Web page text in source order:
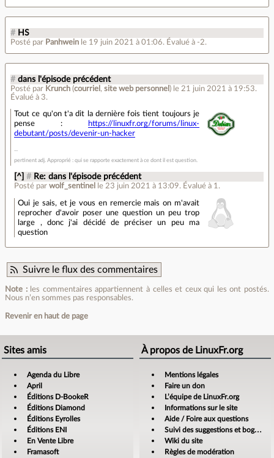
# HS
Posté par Panhwein le 19 juin 2021 à 01:06. Évalué à -2.
# dans l'épisode précédent
Posté par Krunch (courriel , site web personnel ) le 21 juin 2021 à 19:53.
Évalué à 3.
Tout ce qu'on t'a dit la dernière fois tient toujours je
pense :
https://linuxfr.org/forums/linux-
debutant/posts/devenir-un-hacker
pertinent adj. Approprié : qui se rapporte exactement à ce dont il est question.
[^] # Re: dans l'épisode précédent
Posté parwolf_sentinel le 23 juin 2021 à 13:09. Évalué à 1 .
Oui je sais, et je vous en remercie mais on m'avait
reprocher d'avoir poser une question un peu trop
large , donc j'ai décidé de préciser un peu ma
question
Suivre le flux des commentaires
Note :les commentaires appartiennent à celles et ceux qui les ont postés.
Nous n’en sommes pas responsables.
Revenir en haut de page
Sites amis
Agenda du Libre
April
Éditions D-BookeR
Éditions Diamond
Éditions Eyrolles
Éditions ENI
En Vente Libre
Framasoft
À propos de LinuxFr.org
Mentions légales
Faire un don
L’équipe de LinuxFr.org
Informations sur le site
Aide / Foire aux questions
Suivi des suggestions et bogues
Wiki du site
Règles de modération